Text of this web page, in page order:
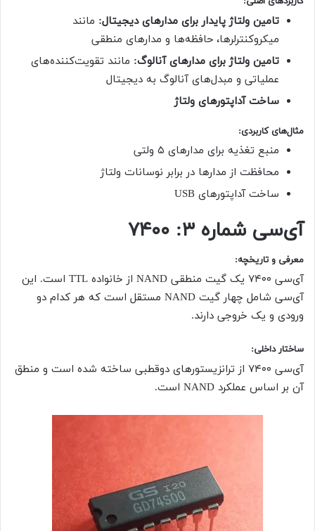
تامین ولتاژ پایدار برای مدارهای دیجیتال: مانند
میکروکنترلرها، حافظه‌ها و مدارهای منطقی
تامین ولتاژ برای مدارهای آنالوگ: مانند تقویت‌کننده‌های
عملیاتی و مبدل‌های آنالوگ به دیجیتال
ساخت آداپتورهای ولتاژ
مثال‌های کاربردی:
منبع تغذیه برای مدارهای ۵ ولتی
محافظت از مدارها در برابر نوسانات ولتاژ
ساخت آداپتورهای USB
آی‌سی شماره ۳: ۷۴۰۰
معرفی و تاریخچه:
آی‌سی ۷۴۰۰ یک گیت منطقی NAND از خانواده TTL است. این
آی‌سی شامل چهار گیت NAND مستقل است که هر کدام دو
ورودی و یک خروجی دارند.
ساختار داخلی:
آی‌سی ۷۴۰۰ از ترانزیستورهای دوقطبی ساخته شده است و منطق
آن بر اساس عملکرد NAND است.